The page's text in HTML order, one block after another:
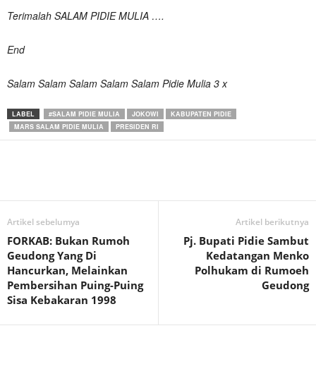
Terimalah SALAM PIDIE MULIA ….
End
Salam Salam Salam Salam Salam Pidie Mulia 3 x
LABEL #SALAM PIDIE MULIA JOKOWI
KABUPATEN PIDIE
MARS SALAM PIDIE MULIA
PRESIDEN RI
Artikel sebelumya
FORKAB: Bukan Rumoh
Geudong Yang Di
Hancurkan, Melainkan
Pembersihan Puing-Puing
Sisa Kebakaran 1998
Artikel berikutnya
Pj. Bupati Pidie Sambut
Kedatangan Menko
Polhukam di Rumoeh
Geudong